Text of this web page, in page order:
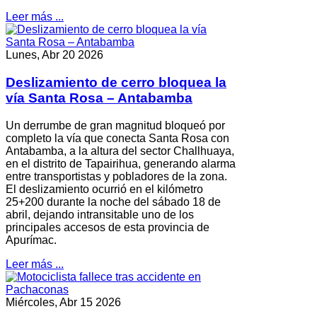
Leer más ...
Lunes, Abr 20 2026
Deslizamiento de cerro bloquea la
vía Santa Rosa – Antabamba
Un derrumbe de gran magnitud bloqueó por
completo la vía que conecta Santa Rosa con
Antabamba, a la altura del sector Challhuaya,
en el distrito de Tapairihua, generando alarma
entre transportistas y pobladores de la zona.
El deslizamiento ocurrió en el kilómetro
25+200 durante la noche del sábado 18 de
abril, dejando intransitable uno de los
principales accesos de esta provincia de
Apurímac.
Leer más ...
Miércoles, Abr 15 2026